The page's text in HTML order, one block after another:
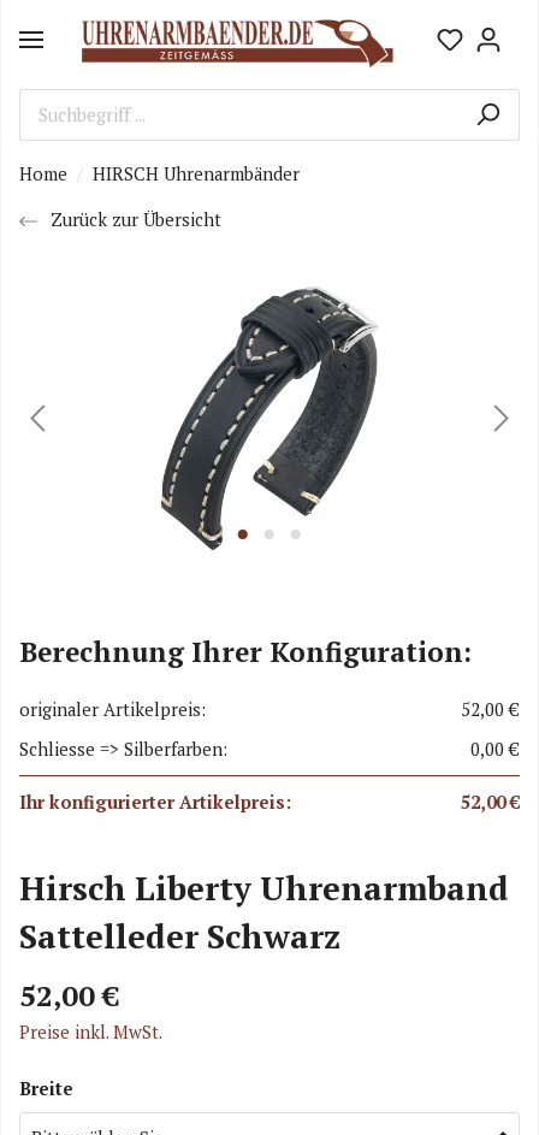
Home
HIRSCH Uhrenarmbänder
Zurück zur Übersicht
Berechnung Ihrer Konfiguration:
originaler Artikelpreis:
52,00 €
Schliesse => Silberfarben:
0,00 €
Ihr konfigurierter Artikelpreis: 52,00 €
Hirsch Liberty Uhrenarmband
Sattelleder Schwarz
52,00 €
Preise inkl. MwSt.
Breite